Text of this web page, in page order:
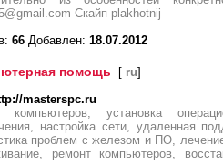
Скайп plakhotnij
66 Добавлен: 18.07.2012
помощь [ ru]
masterspc.ru
компьютеров, установка
настройка сети, удаленная
проблем с железом и ПО,
ремонт компьютеров,